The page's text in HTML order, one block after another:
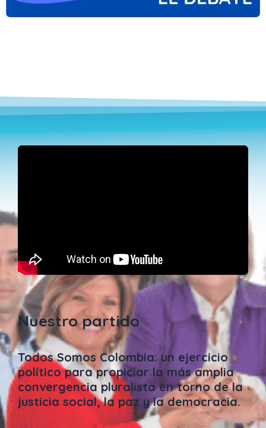
Nuestro partido
Todos Somos Colombia: un ejercicio
político para propiciar la más amplia
convergencia pluralista en torno de la
justicia social, la paz y la democracia.